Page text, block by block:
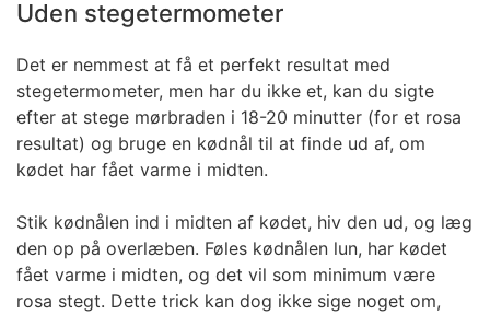
Uden stegetermometer
Det er nemmest at få et perfekt resultat med
stegetermometer, men har du ikke et, kan du sigte
efter at stege mørbraden i 18-20 minutter (for et rosa
resultat) og bruge en kødnål til at finde ud af, om
kødet har fået varme i midten.
Stik kødnålen ind i midten af kødet, hiv den ud, og læg
den op på overlæben. Føles kødnålen lun, har kødet
fået varme i midten, og det vil som minimum være
rosa stegt. Dette trick kan dog ikke sige noget om,